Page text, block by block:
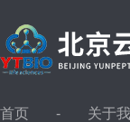
首页 关于